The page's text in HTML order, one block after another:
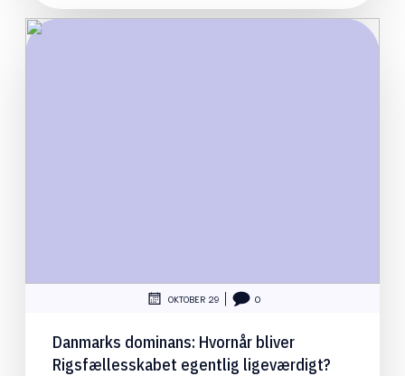
OKTOBER 29 0
Danmarks dominans: Hvornår bliver
Rigsfællesskabet egentlig ligeværdigt?